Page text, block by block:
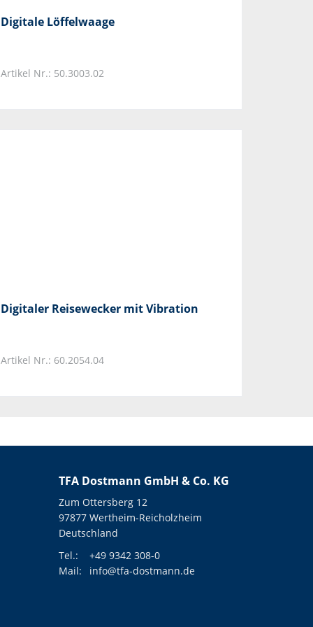
Digitale Löffelwaage
Artikel Nr.: 50.3003.02
Digitaler Reisewecker mit Vibration
Artikel Nr.: 60.2054.04
TFA Dostmann GmbH & Co. KG
Zum Ottersberg 12
97877 Wertheim-Reicholzheim
Deutschland
Tel.:
+49 9342 308-0
Mail:
info@tfa-dostmann.de